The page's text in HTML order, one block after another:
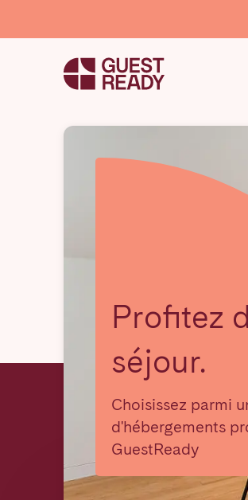
Profitez
séjour.
Choisissez parmi
d'hébergements
GuestReady